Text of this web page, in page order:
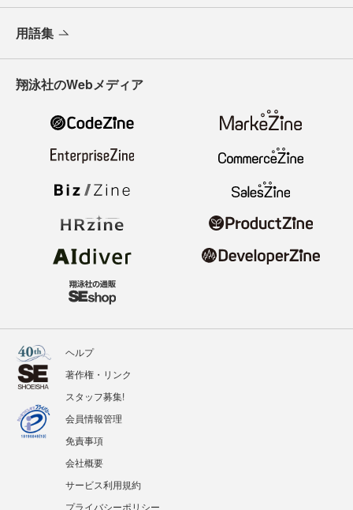
用語集
翔泳社のWebメディア
ヘルプ
著作権・リンク
スタッフ募集!
会員情報管理
免責事項
会社概要
サービス利用規約
プライバシーポリシー